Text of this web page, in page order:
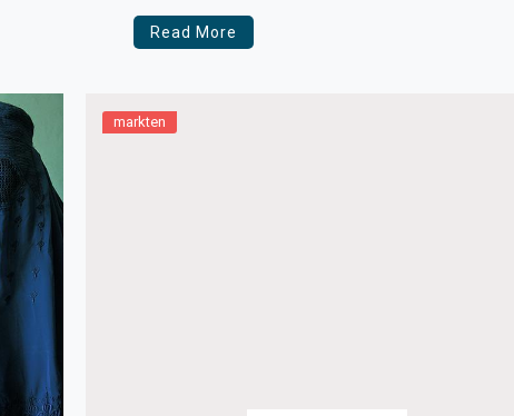
niet tot 17 augustus. Dit is tot het einde van de
zomervakantie. Het gaat om kleine 8-
die tot de risicogroep behoren […]
Read More
markten